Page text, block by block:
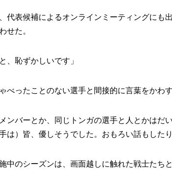
代表候補によるオンラインミーティングにも
せた。
、恥ずかしいです」
べったことのない選手と間接的に言葉をかわ
メンバーとか、同じトンガの選手と人とかはだ
手は）皆、優しそうでした。おもろい話もした
中のシーズンは、画面越しに触れた戦士たち